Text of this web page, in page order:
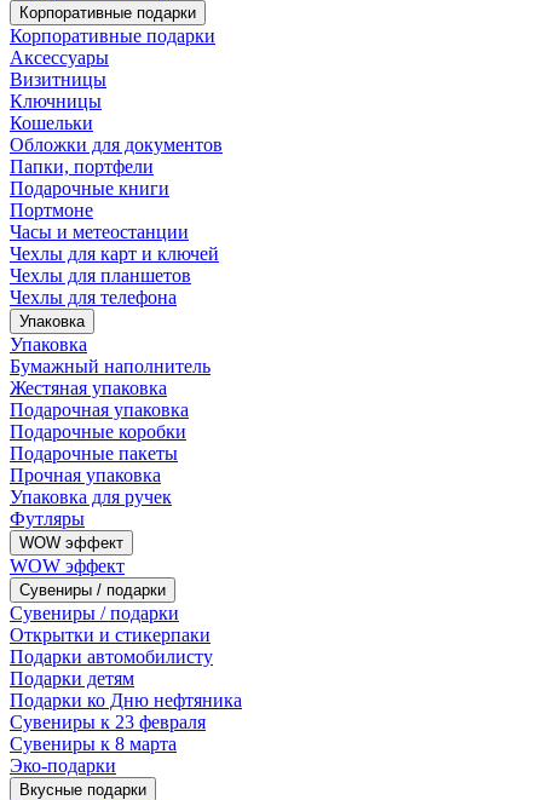
Корпоративные подарки
Корпоративные подарки
Аксессуары
Визитницы
Ключницы
Кошельки
Обложки для документов
Папки, портфели
Подарочные книги
Портмоне
Часы и метеостанции
Чехлы для карт и ключей
Чехлы для планшетов
Чехлы для телефона
Упаковка
Упаковка
Бумажный наполнитель
Жестяная упаковка
Подарочная упаковка
Подарочные коробки
Подарочные пакеты
Прочная упаковка
Упаковка для ручек
Футляры
WOW эффект
WOW эффект
Сувениры / подарки
Сувениры / подарки
Открытки и стикерпаки
Подарки автомобилисту
Подарки детям
Подарки ко Дню нефтяника
Сувениры к 23 февраля
Сувениры к 8 марта
Эко-подарки
Вкусные подарки